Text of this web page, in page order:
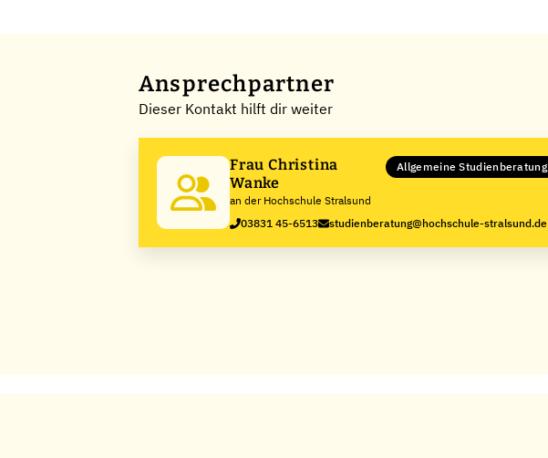
Ansprechpartner
Dieser Kontakt hilft dir weiter
Frau Christina
Wanke
an der Hochschule Stralsund
Allgemeine Studienberatung
03831 45-6513 studienberatung@hochschule-stralsund.de